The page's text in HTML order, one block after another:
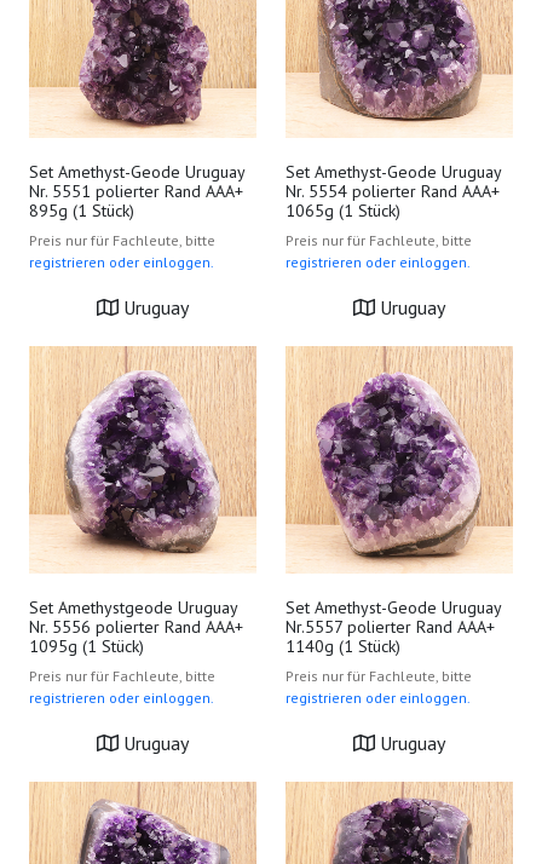
Set Amethyst-Geode Uruguay
Nr. 5551 polierter Rand AAA+
895g (1 Stück)
Preis nur für Fachleute, bitte
registrieren oder einloggen.
Uruguay
Set Amethyst-Geode Uruguay
Nr. 5554 polierter Rand AAA+
1065g (1 Stück)
Preis nur für Fachleute, bitte
registrieren oder einloggen.
Uruguay
Set Amethystgeode Uruguay
Nr. 5556 polierter Rand AAA+
1095g (1 Stück)
Preis nur für Fachleute, bitte
registrieren oder einloggen.
Uruguay
Set Amethyst-Geode Uruguay
Nr.5557 polierter Rand AAA+
1140g (1 Stück)
Preis nur für Fachleute, bitte
registrieren oder einloggen.
Uruguay